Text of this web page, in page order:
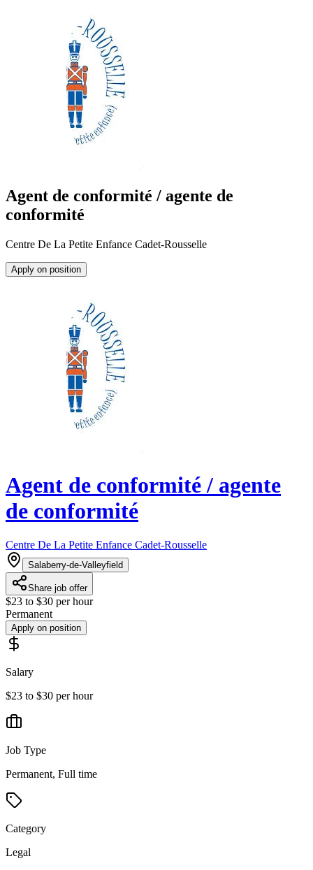
Agent de conformité / agente de
conformité
Centre De La Petite Enfance Cadet-Rousselle
Apply on position
Agent de conformité / agente
de conformité
Centre De La Petite Enfance Cadet-Rousselle
Salaberry-de-Valleyfield
Share job offer
$23 to $30 per hour
Permanent
Apply on position
Salary
$23 to $30 per hour
Job Type
Permanent, Full time
Category
Legal